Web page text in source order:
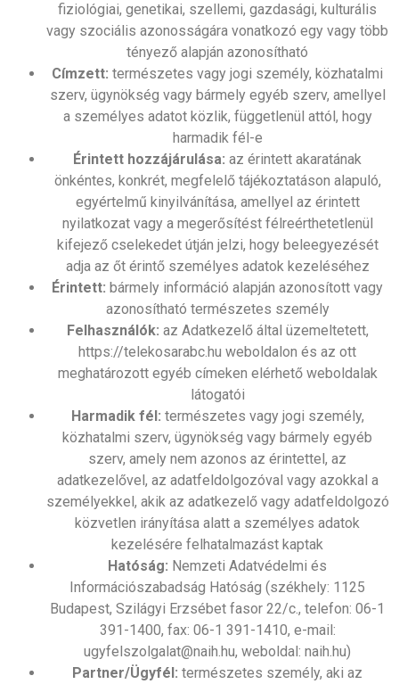
fiziológiai, genetikai, szellemi, gazdasági, kulturális
vagy szociális azonosságára vonatkozó egy vagy több
tényező alapján azonosítható
Címzett: természetes vagy jogi személy, közhatalmi
szerv, ügynökség vagy bármely egyéb szerv, amellyel
a személyes adatot közlik, függetlenül attól, hogy
harmadik fél-e
Érintett hozzájárulása: az érintett akaratának
önkéntes, konkrét, megfelelő tájékoztatáson alapuló,
egyértelmű kinyilvánítása, amellyel az érintett
nyilatkozat vagy a megerősítést félreérthetetlenül
kifejező cselekedet útján jelzi, hogy beleegyezését
adja az őt érintő személyes adatok kezeléséhez
Érintett: bármely információ alapján azonosított vagy
azonosítható természetes személy
Felhasználók: az Adatkezelő által üzemeltetett,
https://telekosarabc.hu weboldalon és az ott
meghatározott egyéb címeken elérhető weboldalak
látogatói
Harmadik fél: természetes vagy jogi személy,
közhatalmi szerv, ügynökség vagy bármely egyéb
szerv, amely nem azonos az érintettel, az
adatkezelővel, az adatfeldolgozóval vagy azokkal a
személyekkel, akik az adatkezelő vagy adatfeldolgozó
közvetlen irányítása alatt a személyes adatok
kezelésére felhatalmazást kaptak
Hatóság: Nemzeti Adatvédelmi és
Információszabadság Hatóság (székhely: 1125
Budapest, Szilágyi Erzsébet fasor 22/c., telefon: 06-1
391-1400, fax: 06-1 391-1410, e-mail:
ugyfelszolgalat@naih.hu, weboldal: naih.hu)
Partner/Ügyfél: természetes személy, aki az